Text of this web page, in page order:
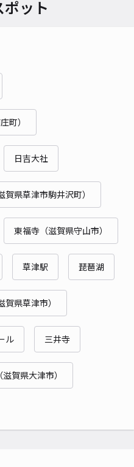
ット
町）
日吉大社
賀県草津市駒井沢町）
東福寺（滋賀県守山市）
草津駅 琵琶湖
県草津市）
ル 三井寺
賀県大津市）